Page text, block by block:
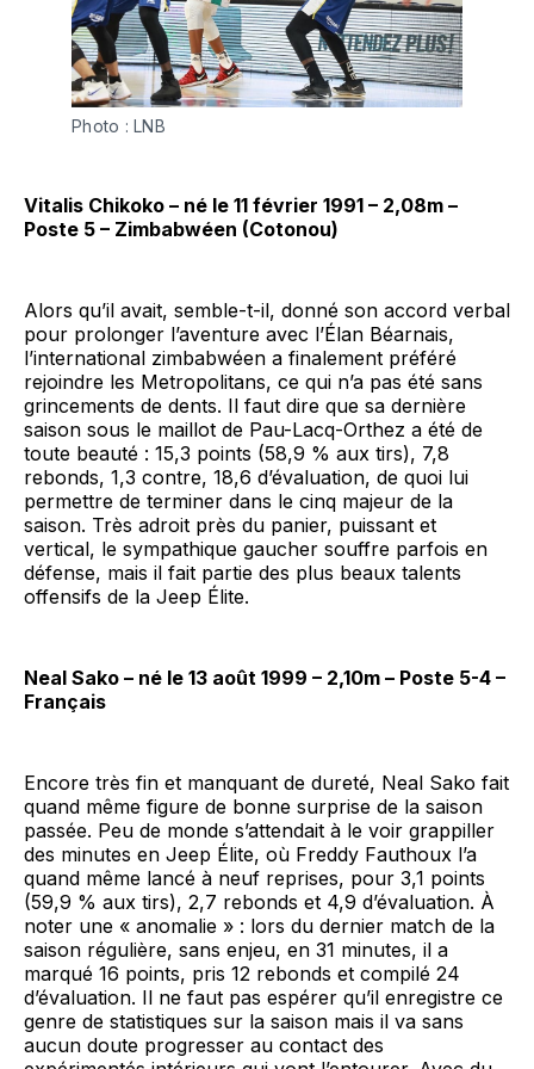
Photo : LNB
Vitalis Chikoko – né le 11 février 1991 – 2,08m –
Poste 5 – Zimbabwéen (Cotonou)
Alors qu’il avait, semble-t-il, donné son accord verbal
pour prolonger l’aventure avec l’Élan Béarnais,
l’international zimbabwéen a finalement préféré
rejoindre les Metropolitans, ce qui n’a pas été sans
grincements de dents. Il faut dire que sa dernière
saison sous le maillot de Pau-Lacq-Orthez a été de
toute beauté : 15,3 points (58,9 % aux tirs), 7,8
rebonds, 1,3 contre, 18,6 d’évaluation, de quoi lui
permettre de terminer dans le cinq majeur de la
saison. Très adroit près du panier, puissant et
vertical, le sympathique gaucher souffre parfois en
défense, mais il fait partie des plus beaux talents
offensifs de la Jeep Élite.
Neal Sako – né le 13 août 1999 – 2,10m – Poste 5-4 –
Français
Encore très fin et manquant de dureté, Neal Sako fait
quand même figure de bonne surprise de la saison
passée. Peu de monde s’attendait à le voir grappiller
des minutes en Jeep Élite, où Freddy Fauthoux l’a
quand même lancé à neuf reprises, pour 3,1 points
(59,9 % aux tirs), 2,7 rebonds et 4,9 d’évaluation. À
noter une « anomalie » : lors du dernier match de la
saison régulière, sans enjeu, en 31 minutes, il a
marqué 16 points, pris 12 rebonds et compilé 24
d’évaluation. Il ne faut pas espérer qu’il enregistre ce
genre de statistiques sur la saison mais il va sans
aucun doute progresser au contact des